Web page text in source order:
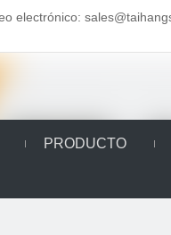
electrónico:
PRODUCTO